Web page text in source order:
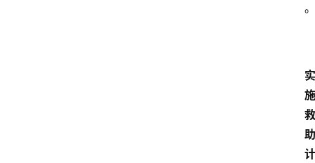
。
实
施
救
助
计